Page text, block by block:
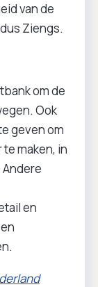
van de
Ziengs.
om de
Ook
geven om
maken, in
en